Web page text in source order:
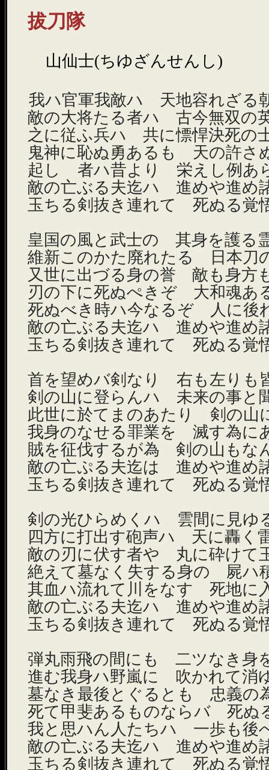
拔刀隊
ゝ山仙士(ちゆざんせんし)
我ハ官軍我敵ハ 天地容れざる
敵の大将たる者ハ 古今無双の
之に従ふ兵ハ 共に慓悍決死の
鬼神に恥ぬ勇あるも 天の許さ
起しゝ者ハ昔より 栄えし例あ
敵の亡ぶる夫迄ハ 進めや進め
玉ちる剣抜き連れて 死ぬる覚
皇国の風と武士の 其身を護る
維新このかた廃れたる 日本刀
又世に出づる身の誉 敵も身方
刃の下に死ぬぺきぞ 大和魂あ
死ぬべき時ハ今なるぞ 人に後
敵の亡ぶる夫迄ハ 進めや進め
玉ちる剣抜き連れて 死ぬる覚
首を望めバ剣なり 右も左りも
剣の山に登らんハ 未来の事と
此世に於てまのあたり 剣の山
我身のなせる罪業を 滅す為に
賊を征伐するが為 剣の山もな
敵の亡ぷる夫迄は 進めや進め
玉ちる剣抜き連れて 死ぬる覚
剣の光ひらめくハ 雲間に見ゆ
四方に打出す砲声ハ 天に轟く
敵の刃に伏す者や 丸に砕けて
絶えて墓なく失する身の 屍ハ
其血ハ流れて川をなす 死地に
敵の亡ぶる夫迄ハ 進めや進め
玉ちる剣抜き連れて 死ぬる覚
弾丸雨飛の間にも 二ツなき身
進む我身ハ野嵐に 吹かれて消
墓なき最後とぐるとも 忠義の
死て甲斐あるものならバ 死ぬ
我と思ハん人たちハ 一歩も後
敵の亡ぶる夫迄ハ 進めや進め
玉ちる剣抜き連れて 死ぬる覚